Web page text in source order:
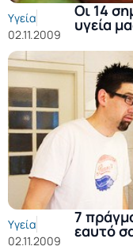
Υγεία
02.11.2009
Οι 14
υγεία
Υγεία
02.11.2009
7
εαυτό